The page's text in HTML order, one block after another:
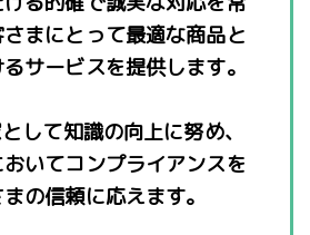
まにとって最適な商品と
サービスを提供します。
して知識の向上に努め、
いてコンプライアンスを
の信頼に応えます。